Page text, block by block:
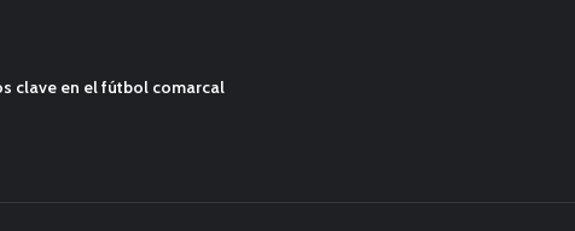
clave en el fútbol comarcal